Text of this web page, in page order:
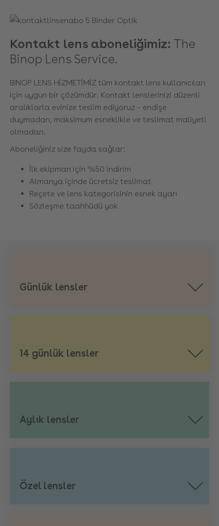
Kontakt lens aboneliğimiz: The
Binop Lens Service.
BINOP LENS HİZMETİMİZ tüm kontakt lens kullanıcıları
için uygun bir çözümdür. Kontakt lenslerinizi düzenli
aralıklarla evinize teslim ediyoruz – endişe
duymadan, maksimum esneklikle ve teslimat maliyeti
olmadan.
Aboneliğiniz size fayda sağlar:
İlk ekipman için %50 indirim
Almanya içinde ücretsiz teslimat
Reçete ve lens kategorisinin esnek ayarı
Sözleşme taahhüdü yok
Günlük lensler
14 günlük lensler
Aylık lensler
Özel lensler